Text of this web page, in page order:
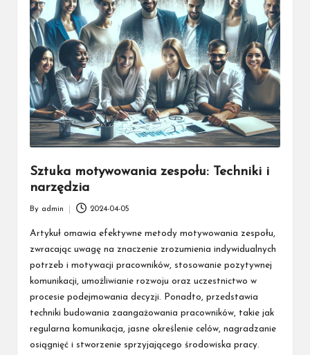
Sztuka motywowania zespołu: Techniki i
narzędzia
by
By admin 2024-04-05
Artykuł omawia efektywne metody motywowania zespołu,
zwracając uwagę na znaczenie zrozumienia indywidualnych
potrzeb i motywacji pracowników, stosowanie pozytywnej
komunikacji, umożliwianie rozwoju oraz uczestnictwo w
procesie podejmowania decyzji. Ponadto, przedstawia
techniki budowania zaangażowania pracowników, takie jak
regularna komunikacja, jasne określenie celów, nagradzanie
osiągnięć i stworzenie sprzyjającego środowiska pracy.